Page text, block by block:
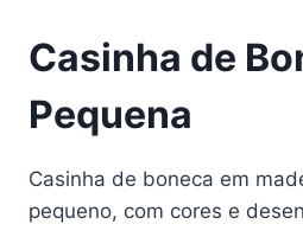
Casinha de
Pequena
Casinha de boneca em
pequeno, com cores e